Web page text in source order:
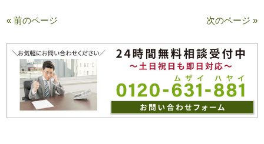
« 前のページ 次のページ »